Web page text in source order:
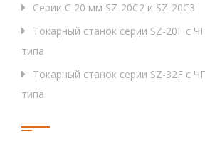
Серии C 20 мм SZ-20C2 и SZ-20C3
Токарный станок серии SZ-20F с
типа
Токарный станок серии SZ-32F с
типа